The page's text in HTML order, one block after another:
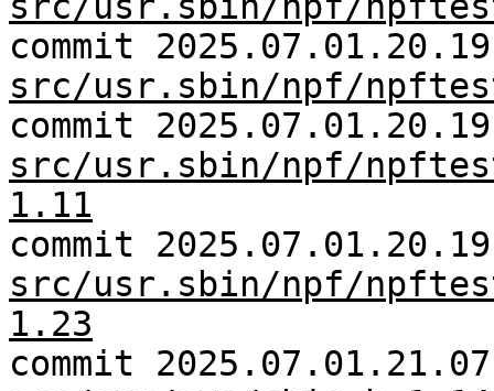
commit
src/usr.sbin/npf/
commit
src/usr.sbin/npf/
1.11
commit
src/usr.sbin/npf/
1.23
commit